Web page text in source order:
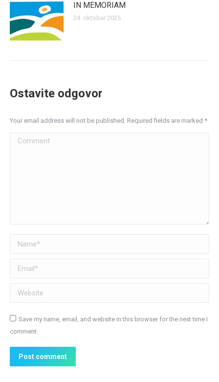
IN MEMORIAM
24. oktobar 2025.
Ostavite odgovor
Your email address will not be published. Required fields are marked *
Comment
Name *
Email *
Website
Save my name, email, and website in this browser for the next time I
comment.
Post comment